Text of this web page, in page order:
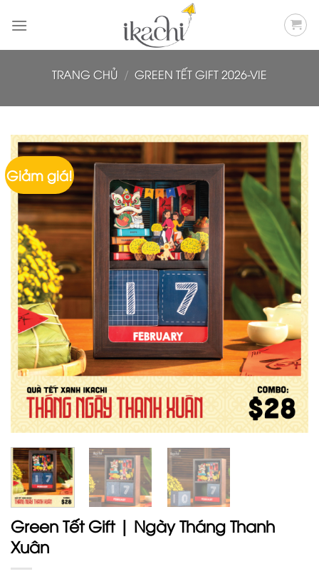
qua
TRANG CHỦ / GREEN TẾT GIFT 2026-VIE
Giảm giá!
Green Tết Gift | Ngày Tháng Thanh
Xuân